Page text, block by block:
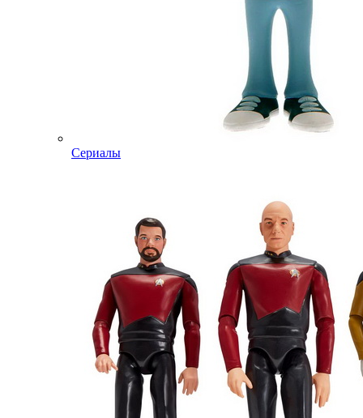
Сериалы